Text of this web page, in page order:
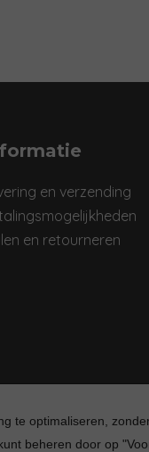
en verzending
en retourneren
te optimaliseren,
beheren door op